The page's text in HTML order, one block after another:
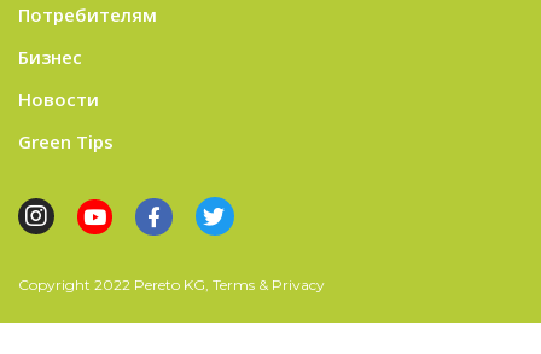
Потребителям
Бизнес
Новости
Green Tips
Copyright 2022 Pereto KG, Terms & Privacy